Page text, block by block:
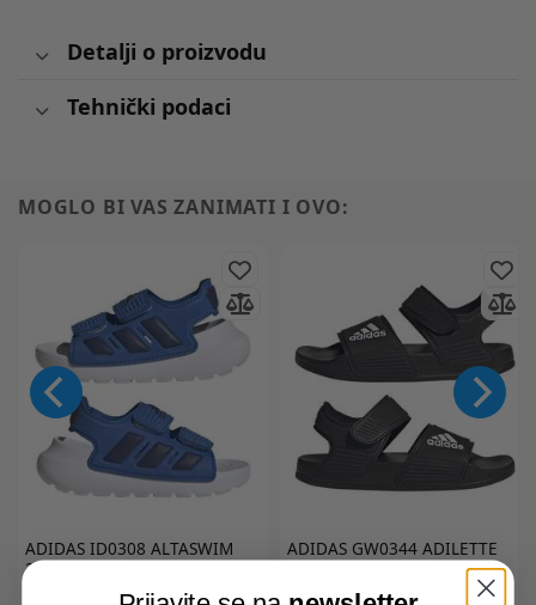
Detalji o proizvodu
Tehnički podaci
MOGLO BI VAS ZANIMATI I OVO:
ADIDASID0308 ALTASWIM
2.0 I sandale
ADIDASGW0344 ADILETTE
SANDAL K sandale